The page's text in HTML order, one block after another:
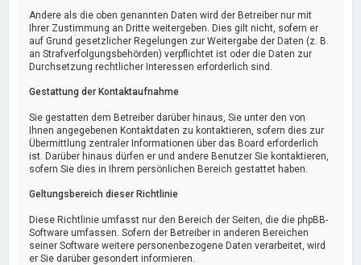
Andere als die oben genannten Daten wird der Betreiber nur mit
Ihrer Zustimmung an Dritte weitergeben. Dies gilt nicht, sofern er
auf Grund gesetzlicher Regelungen zur Weitergabe der Daten (z. B.
an Strafverfolgungsbehörden) verpflichtet ist oder die Daten zur
Durchsetzung rechtlicher Interessen erforderlich sind.
Gestattung der Kontaktaufnahme
Sie gestatten dem Betreiber darüber hinaus, Sie unter den von
Ihnen angegebenen Kontaktdaten zu kontaktieren, sofern dies zur
Übermittlung zentraler Informationen über das Board erforderlich
ist. Darüber hinaus dürfen er und andere Benutzer Sie kontaktieren,
sofern Sie dies in Ihrem persönlichen Bereich gestattet haben.
Geltungsbereich dieser Richtlinie
Diese Richtlinie umfasst nur den Bereich der Seiten, die die phpBB-
Software umfassen. Sofern der Betreiber in anderen Bereichen
seiner Software weitere personenbezogene Daten verarbeitet, wird
er Sie darüber gesondert informieren.